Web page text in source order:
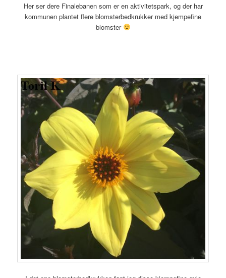
Her ser dere Finalebanen som er en aktivitetspark, og der har
kommunen plantet flere blomsterbedkrukker med kjempefine
blomster